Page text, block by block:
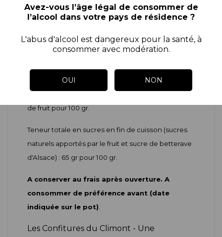
Avez-vous l’âge légal de consommer de
l’alcool dans votre pays de résidence ?
L'abus d'alcool est dangereux pour la santé, à
consommer avec modération.
OUI NON
amateurs de saveurs bien prononcées.
elle accompagne également avec
cuite.
de fruit pour 100 gr.
Teneur totale en sucres en fin de cuisson (sucres
naturels apportés par le fruit et sucre de betterave
d'Alsace) : 65 gr pour 100 gr.
A conserver au frais après ouverture. A
consommer de préférence avant (date
indiquée sur le pot)
Les Confitures du Climont - Une